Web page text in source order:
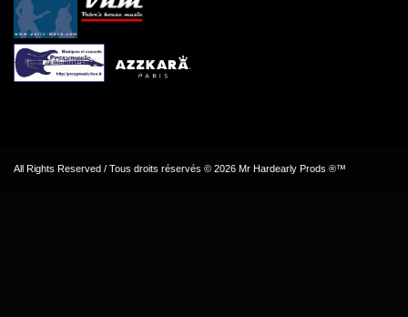
All Rights Reserved / Tous droits réservés © 2026 Mr Hardearly Prods ®™